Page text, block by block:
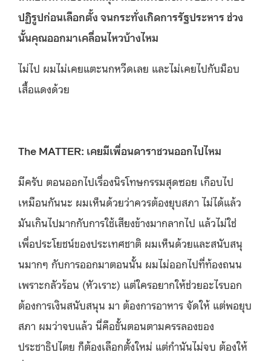
ปฏิรูปก่อนเลือกตั้ง จนกระทั่งเกิดการรัฐประหาร ช่วง
นั้นคุณออกมาเคลื่อนไหวบ้างไหม
ไม่ไป ผมไม่เคยแตะนกหวีดเลย และไม่เคยไปกับม็อบ
เสื้อแดงด้วย
The MATTER: เคยมีเพื่อนดาราชวนออกไปไหม
มีครับ ตอนออกไปเรื่องนิรโทษกรรมสุดซอย เกือบไป
เหมือนกันนะ ผมเห็นด้วยว่าควรต้องยุบสภา ไม่ได้แล้ว
มันเกินไปมากกับการใช้เสียงข้างมากลากไป แล้วไม่ใช่
เพื่อประโยชน์ของประเทศชาติ ผมเห็นด้วยและสนับสนุ
นมากๆ กับการออกมาตอนนั้น ผมไม่ออกไปที่ท้องถนน
เพราะกลัวร้อน (หัวเราะ) แต่ใครอยากให้ช่วยอะไรบอก
ต้องการเงินสนับสนุน มา ต้องการอาหาร จัดให้ แต่พอยุบ
สภา ผมว่าจบแล้ว นี่คือขั้นตอนตามครรลองของ
ประชาธิปไตย ก็ต้องเลือกตั้งใหม่ แต่กำนันไม่จบ ต้องให้